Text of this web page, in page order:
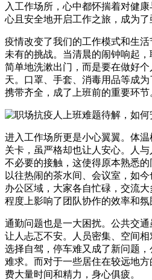
入工作场所，心中都怀揣着对健
心且安全地开启工作之旅，成为了
疫情改变了我们的工作模式和生
未有的挑战。当清晨的闹钟响起
简单地洗漱出门，而是要在做好
天。口罩、手套、消毒用品等成
携带齐全，成了上班前的重要环节
进入工作场所更是小心翼翼。体
关卡，虽严格却也让人安心。人
不必要的接触，这使得原本熟悉的
以往热闹的茶水间、会议室，如
办公区域，大家各自忙碌，交流
程度上影响了团队协作的效率和氛
通勤问题也是一大困扰。公共交
让人忐忑不安。人员密集、空间相
选择自驾，停车难又成了新问题
难求。而对于一些居住在较远地
费大量时间和精力，身心俱疲。